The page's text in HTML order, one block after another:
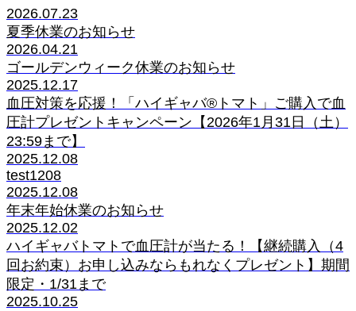
2026.07.23
夏季休業のお知らせ
2026.04.21
ゴールデンウィーク休業のお知らせ
2025.12.17
血圧対策を応援！「ハイギャバ®トマト」ご購入で血
圧計プレゼントキャンペーン【2026年1月31日（土）
23:59まで】
2025.12.08
test1208
2025.12.08
年末年始休業のお知らせ
2025.12.02
ハイギャバトマトで血圧計が当たる！【継続購入（4
回お約束）お申し込みならもれなくプレゼント】期間
限定・1/31まで
2025.10.25